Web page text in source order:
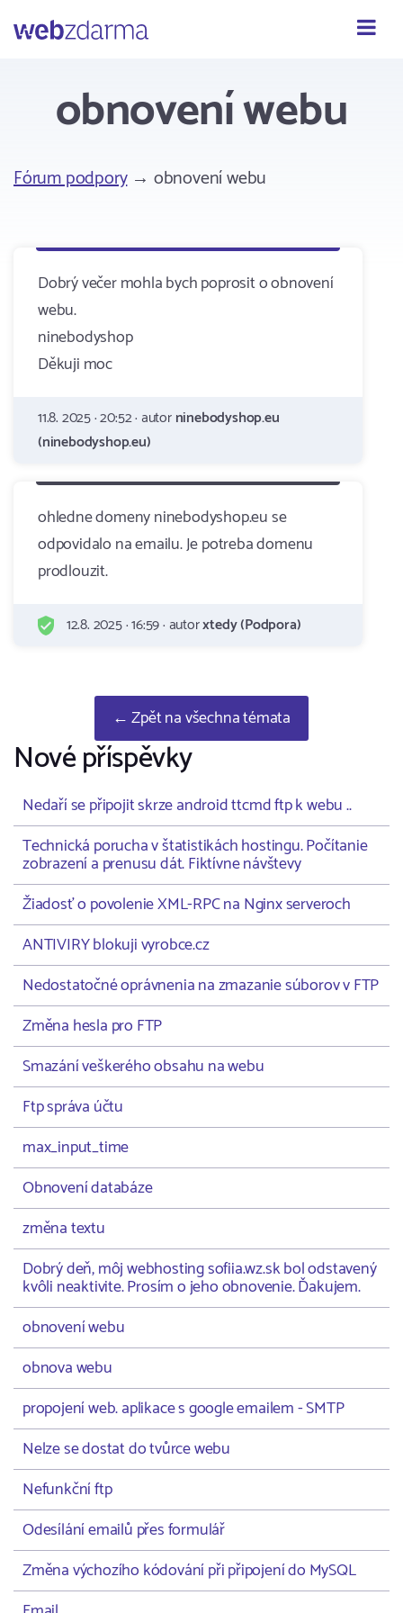
Webzdarma
obnovení webu
Fórum podpory→ obnovení webu
Dobrý večer mohla bych poprosit o obnovení
webu.
ninebodyshop
Děkuji moc
11.8. 2025 · 20:52 · autorninebodyshop.eu
(ninebodyshop.eu)
ohledne domeny ninebodyshop.eu se
odpovidalo na emailu. Je potreba domenu
prodlouzit.
12.8. 2025 · 16:59 · autorxtedy (Podpora)
← Zpět na všechna témata
Nové příspěvky
Nedaří se připojit skrze android ttcmd ftp k webu ..
Technická porucha v štatistikách hostingu. Počítanie
zobrazení a prenusu dát. Fiktívne návštevy
Žiadosť o povolenie XML-RPC na Nginx serveroch
ANTIVIRY blokuji vyrobce.cz
Nedostatočné oprávnenia na zmazanie súborov v FTP
Změna hesla pro FTP
Smazání veškerého obsahu na webu
Ftp správa účtu
max_input_time
Obnovení databáze
změna textu
Dobrý deň, môj webhosting sofiia.wz.sk bol odstavený
kvôli neaktivite. Prosím o jeho obnovenie. Ďakujem.
obnovení webu
obnova webu
propojení web. aplikace s google emailem - SMTP
Nelze se dostat do tvůrce webu
Nefunkční ftp
Odesílání emailů přes formulář
Změna výchozího kódování při připojení do MySQL